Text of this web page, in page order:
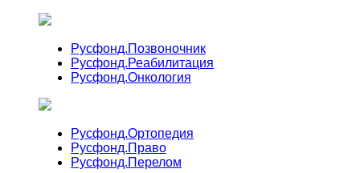
Русфонд.Позвоночник
Русфонд.Реабилитация
Русфонд.Онкология
Русфонд.Ортопедия
Русфонд.Право
Русфонд.Перелом